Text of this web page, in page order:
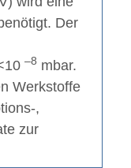
Der
–8 mbar.
Werkstoffe
,
zur